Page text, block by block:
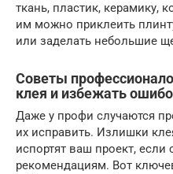
ткань, пластик, керамику,
им можно приклеить
или заделать небольшие
Советы
клея и избежать
Даже у профи случаются
их исправить. Излишки
испортят ваш проект,
рекомендациям. Вот